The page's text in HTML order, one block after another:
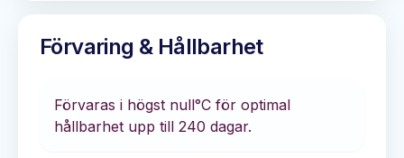
Förvaring & Hållbarhet
Förvaras i högst null°C för optimal
hållbarhet upp till 240 dagar.